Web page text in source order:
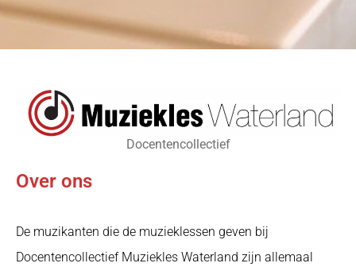
Docentencollectief
Over ons
De muzikanten die de muzieklessen geven bij
Docentencollectief Muziekles Waterland zijn allemaal